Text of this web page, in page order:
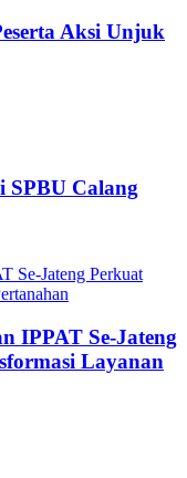
Aksi Unjuk
SPBU Calang
IPPAT Se-Jateng
Layanan